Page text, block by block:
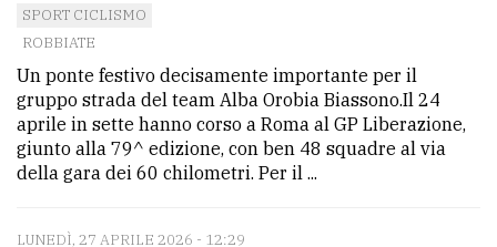
SPORT CICLISMO
ROBBIATE
Un ponte festivo decisamente importante per il
gruppo strada del team Alba Orobia Biassono.Il 24
aprile in sette hanno corso a Roma al GP Liberazione,
giunto alla 79^ edizione, con ben 48 squadre al via
della gara dei 60 chilometri. Per il ...
LUNEDÌ, 27 APRILE 2026 - 12:29